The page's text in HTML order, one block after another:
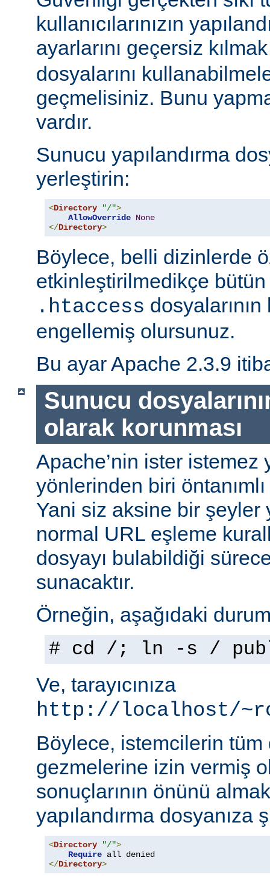
kullanıcılarınızın
ayarlarını geçersiz
dosyalarını
geçmelisiniz. Bunu
vardır.
Sunucu yapılandırma
yerleştirin:
<Directory "/">
AllowOverride None
</Directory>
Böylece, belli dizinlerde
etkinleştirilmedikçe
.htaccess dosyalarının
engellemiş olursunuz.
Bu ayar Apache 2.3.9
Sunucu
olarak korunması
Apache’nin ister istemez
yönlerinden biri
Yani siz aksine bir şeyler
normal URL eşleme
dosyayı bulabildiği
sunacaktır.
Örneğin, aşağıdaki
# cd /; ln -s /
Ve, tarayıcınıza
http://localhost/
Böylece, istemcilerin
gezmelerine izin vermiş
sonuçlarının önünü
yapılandırma dosyanıza
<Directory "/">
Require
</Directory>